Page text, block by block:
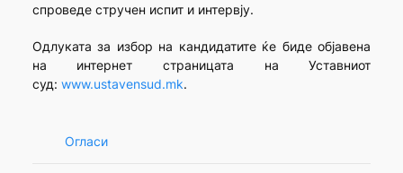
спроведе стручен испит и интервју.
Одлуката за избор на кандидатите ќе биде објавена
на интернет страницата на Уставниот
суд: www.ustavensud.mk.
Огласи